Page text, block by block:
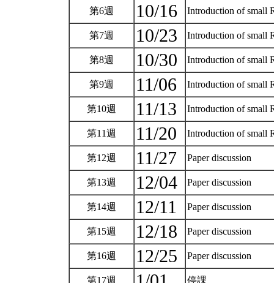
第6週 10/16 Introduction of small
第7週 10/23 Introduction of small
第8週 10/30 Introduction of small
第9週 11/06 Introduction of small
第10週 11/13 Introduction of small
第11週 11/20 Introduction of small
第12週 11/27 Paper discussion
第13週 12/04 Paper discussion
第14週 12/11 Paper discussion
第15週 12/18 Paper discussion
第16週 12/25 Paper discussion
第17週 停課